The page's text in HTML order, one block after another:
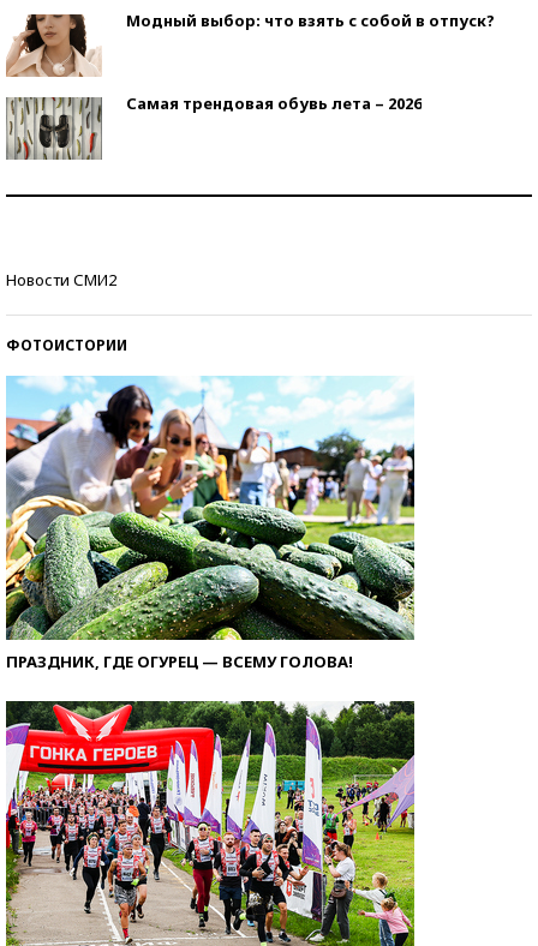
Модный выбор: что взять с собой в отпуск?
Самая трендовая обувь лета – 2026
Новости СМИ2
ФОТОИСТОРИИ
ПРАЗДНИК, ГДЕ ОГУРЕЦ — ВСЕМУ ГОЛОВА!